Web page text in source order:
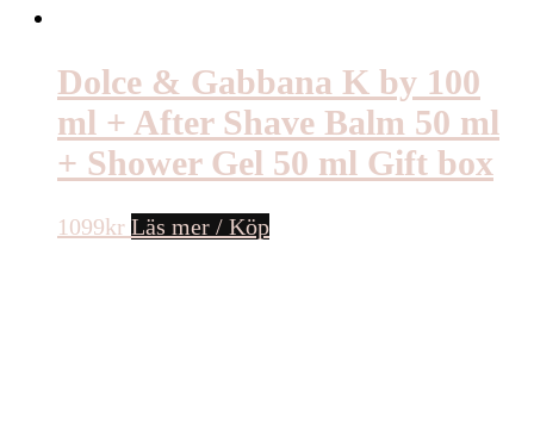
Dolce & Gabbana K by 100
ml + After Shave Balm 50 ml
+ Shower Gel 50 ml Gift box
1099kr Läs mer / Köp